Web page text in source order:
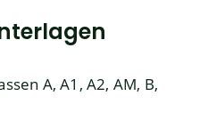
A, A1, A2, AM, B,